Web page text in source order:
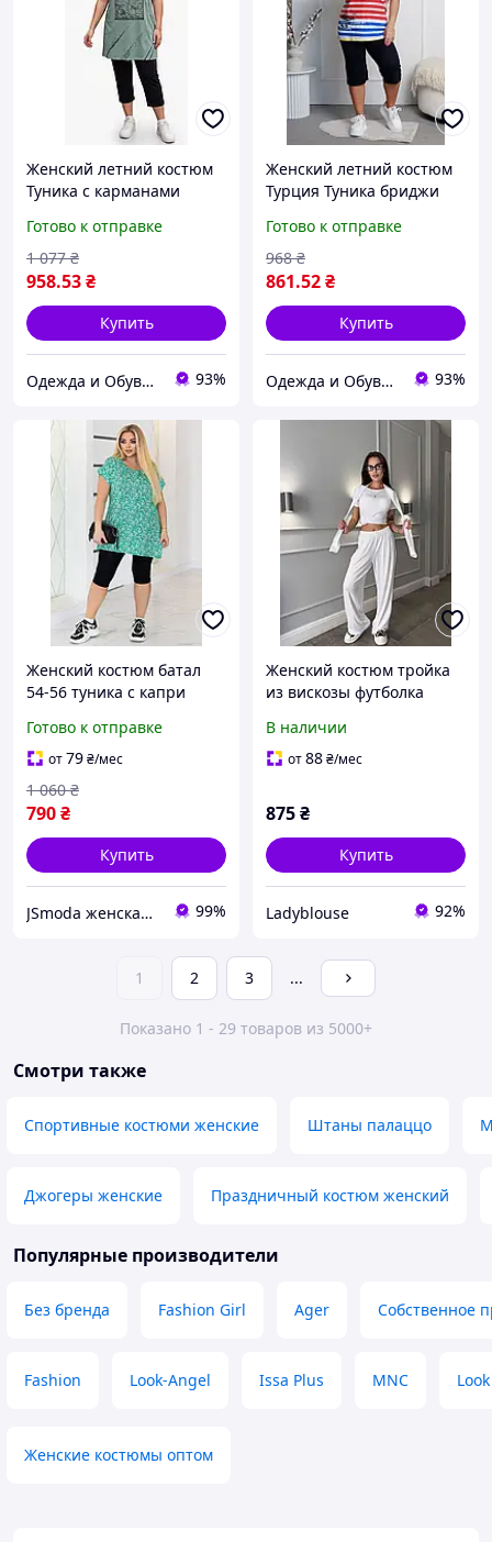
Женский летний костюм
Туника с карманами
размеры 56 58 60 62 64 66
Готово к отправке
958.53₴
1 077 ₴
Купить
Одежда и Обувь по Жизни 93%
Женский летний костюм
Турция Туника бриджи
58 60 62
Готово к отправке
861.52₴
968 ₴
Купить
Одежда и Обувь по Жизни 93%
Женский костюм батал
54-56 туника с капри
Готово к отправке
от79₴/мес
790₴
1 060 ₴
Купить
JSmoda женская одежда батал 99%
Женский костюм тройка
из вискозы футболка
В наличии
от88₴/мес
875₴
Купить
Ladyblouse 92%
1 2 3 ...
Показано 1 - 29 товаров из 5000+
Смотри также
Спортивные костюми женские Штаны палаццо
Джогеры женские Праздничный костюм женский
Популярные производители
Без бренда Fashion Girl Ager Собственное
Fashion Look-Angel Issa Plus MNC
Женские костюмы оптом